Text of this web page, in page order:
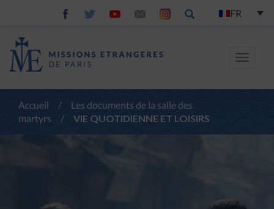
FR
Toggle
Accueil /
Les documents de la salle des
martyrs
/ VIE QUOTIDIENNE ET LOISIRS